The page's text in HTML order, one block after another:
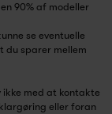
90% af modeller
se eventuelle
du sparer mellem
ikke med at kontakte
eller foran